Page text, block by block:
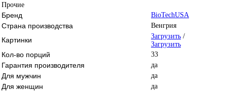
Прочие
Бренд BioTechUSA
Страна производства Венгрия
Картинки Загрузить /
Загрузить
Кол-во порций 33
Гарантия производителя да
Для мужчин да
Для женщин да